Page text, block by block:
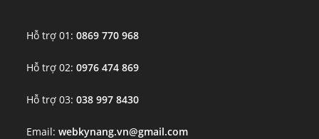
Hỗ trợ 01:0869 770 968
Hỗ trợ 02:0976 474 869
Hỗ trợ 03:038 997 8430
Email:webkynang.vn@gmail.com